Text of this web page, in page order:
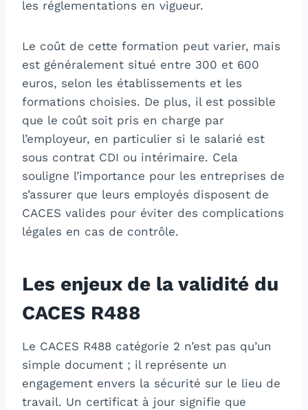
les réglementations en vigueur.
Le coût de cette formation peut varier, mais
est généralement situé entre 300 et 600
euros, selon les établissements et les
formations choisies. De plus, il est possible
que le coût soit pris en charge par
l’employeur, en particulier si le salarié est
sous contrat CDI ou intérimaire. Cela
souligne l’importance pour les entreprises de
s’assurer que leurs employés disposent de
CACES valides pour éviter des complications
légales en cas de contrôle.
Les enjeux de la validité du
CACES R488
Le CACES R488 catégorie 2 n’est pas qu’un
simple document ; il représente un
engagement envers la sécurité sur le lieu de
travail. Un certificat à jour signifie que